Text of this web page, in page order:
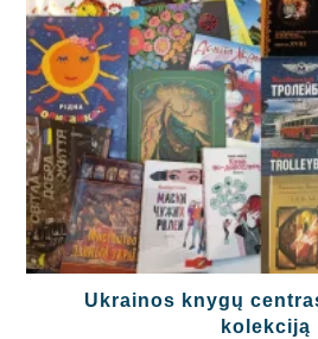
Ukrainos knygų
kolekciją